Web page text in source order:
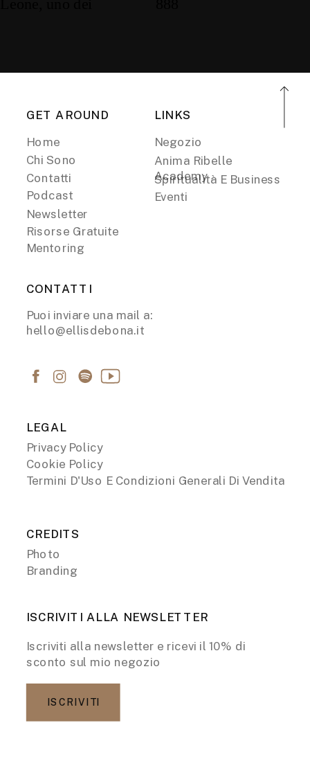
GET AROUND
Home
Chi Sono
Anima Ribelle
Academy
Eventi
Contatti
LINKS
Negozio
Podcast
Risorse Gratuite
Spiritualità E Business
Newsletter
Privacy Policy
CONTATTI
Puoi inviare una mail a:
hello@ellisdebona.it
ISCRIVITI ALLA NEWSLETTER
Iscriviti alla newsletter e ricevi il 10% di
sconto sul mio negozio
ISCRIVITI
Mentoring
LEGAL
CREDITS
Photo
Branding
Cookie Policy
Termini D'Uso E Condizioni Generali Di Vendita